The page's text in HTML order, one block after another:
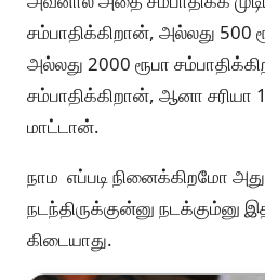
சம்பாதிக்கிறான், அல்லது 500
அல்லது 2000 ரூபா
சம்பாதிக்கிறான், ஆனா சரியா
மாட்டான்.
நாம எப்படி நினைக்கிறமோ
நடந்திருக்குன்னு நடக்கும்னு
கிடையாது.